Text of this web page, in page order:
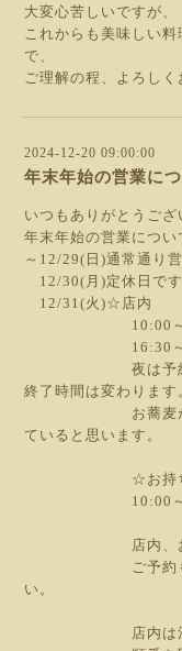
大変心苦しいですが、
これからも美味しい
で、
ご理解の程、よろしく
2024-12-20 09:00:00
年末年始の営業に
いつもありがとうござ
年末年始の営業につい
～12/29(日)通常通り
12/30(月)定休日です
12/31(火)☆店内
10:00～
16:30～
夜は予約の状況
終了時間は変わります
お蕎麦があれば
ていると思います。
☆お持ち
10:00～
店内、お持ち帰
ご予約もできま
い。
店内は混雑が